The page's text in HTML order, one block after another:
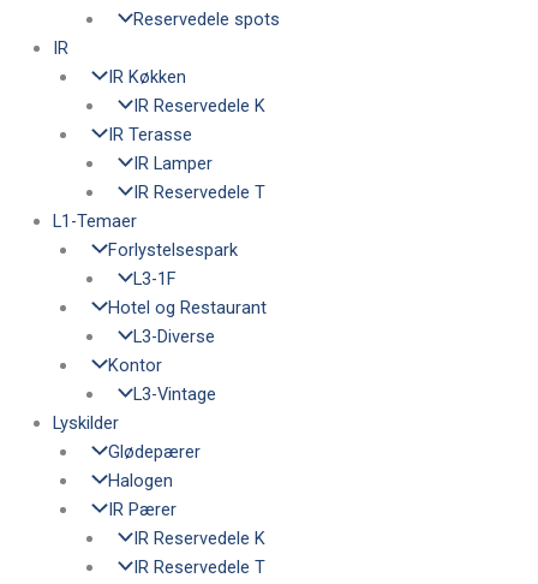
Reservedele spots
IR
IR Køkken
IR Reservedele K
IR Terasse
IR Lamper
IR Reservedele T
L1-Temaer
Forlystelsespark
L3-1F
Hotel og Restaurant
L3-Diverse
Kontor
L3-Vintage
Lyskilder
Glødepærer
Halogen
IR Pærer
IR Reservedele K
IR Reservedele T